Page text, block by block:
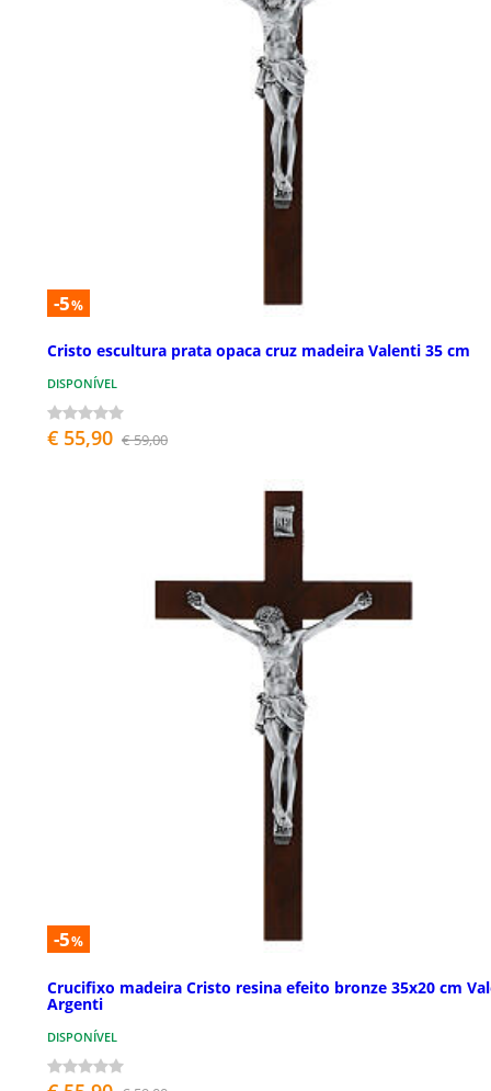
-5%
Cristo escultura prata opaca cruz madeira Valenti 35 cm
DISPONÍVEL
€ 55,90 € 59,00
-5%
Crucifixo madeira Cristo resina efeito bronze 35x20 cm
Argenti
DISPONÍVEL